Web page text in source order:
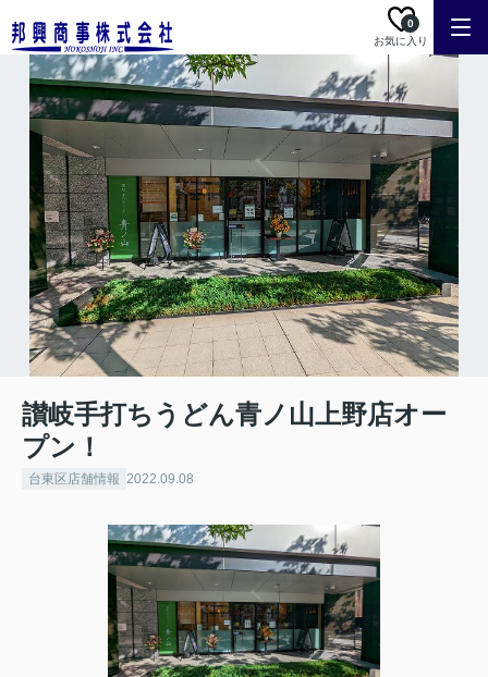
お気に入り
0
讃岐手打ちうどん青ノ山上野店オー
プン！
台東区店舗情報 2022.09.08